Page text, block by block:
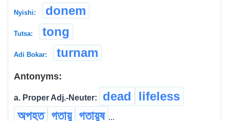
Nyishi: donem
Tutsa: tong
Adi Bokar: turnam
Antonyms:
a. Proper Adj.-Neuter: dead
lifeless
অপহত গতায়ু গতায়ুষ ...